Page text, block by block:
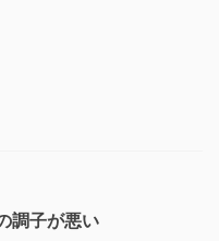
調子が悪い